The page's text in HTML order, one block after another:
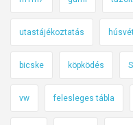
utastájékoztatás
bicske köpködés
vw felesleges tábla